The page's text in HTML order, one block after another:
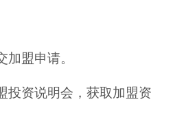
盟申请。
资说明会，获取加盟资